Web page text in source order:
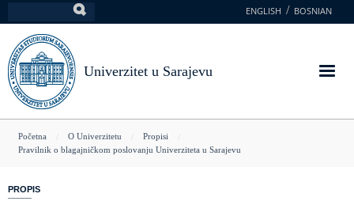
na
glavni
sadržaj
ENGLISH BOSNIAN
Univerzitet u Sarajevu
You
here
Početna O Univerzitetu
Propisi
Pravilnik o blagajničkom poslovanju Univerziteta u Sarajevu
PROPIS